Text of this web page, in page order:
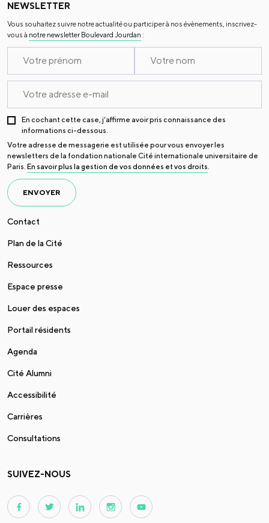
NEWSLETTER
Vous souhaitez suivre notre actualité ou participer à nos évènements, inscrivez-
vous à notre newsletter Boulevard Jourdan :
En cochant cette case, j’affirme avoir pris connaissance des
informations ci-dessous.
Votre adresse de messagerie est utilisée pour vous envoyer les
newsletters de la fondation nationale Cité internationale universitaire de
Paris. En savoir plus la gestion de vos données et vos droits.
ENVOYER
Contact
Plan de la Cité
Ressources
Espace presse
Louer des espaces
Portail résidents
Agenda
Cité Alumni
Accessibilité
Carrières
Consultations
SUIVEZ-NOUS